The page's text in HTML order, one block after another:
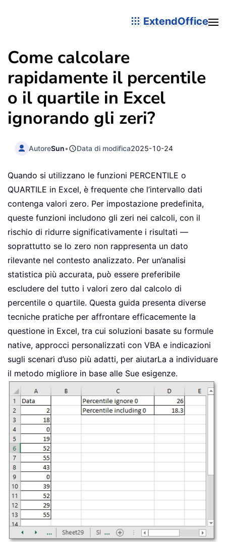
ExtendOffice
Come calcolare
rapidamente il percentile
o il quartile in Excel
ignorando gli zeri?
AutoreSun• Data di modifica2025-10-24
Quando si utilizzano le funzioni PERCENTILE o
QUARTILE in Excel, è frequente che l’intervallo dati
contenga valori zero. Per impostazione predefinita,
queste funzioni includono gli zeri nei calcoli, con il
rischio di ridurre significativamente i risultati —
soprattutto se lo zero non rappresenta un dato
rilevante nel contesto analizzato. Per un’analisi
statistica più accurata, può essere preferibile
escludere del tutto i valori zero dal calcolo di
percentile o quartile. Questa guida presenta diverse
tecniche pratiche per affrontare efficacemente la
questione in Excel, tra cui soluzioni basate su formule
native, approcci personalizzati con VBA e indicazioni
sugli scenari d’uso più adatti, per aiutarLa a individuare
il metodo migliore in base alle Sue esigenze.